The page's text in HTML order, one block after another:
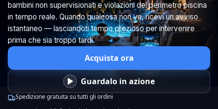
bambini non supervisionati e violazioni del perimetro piscina
in tempo reale. Quando qualcosa non va, ricevi un avviso
istantaneo — lasciandoti tempo prezioso per intervenire
prima che sia troppo tardi.
Acquista ora
Guardalo in azione
Spedizione gratuita su tutti gli ordini